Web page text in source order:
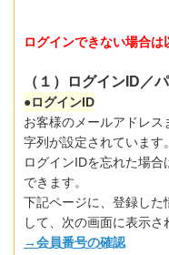
ログインできない場合は
（１）ログインID／
●ログインID
お客様のメールアドレ
字列が設定されています。
ログインIDを忘れた場
できます。
下記ページに、登録した
して、次の画面に表示さ
→会員番号の確認